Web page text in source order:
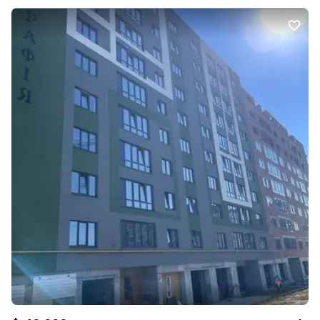
великий передпокій, достатньо місця для зберігання речей.
Видовий 7-й поверх: із вікон відкривається чудовий панорамний
вигляд на місто. Комунікації: централізоване опалення,
встановлено електричний водонагрівач (бойлер), що гарантує
безперебійну наявність гарячої води. Найкраща локація: усе в
пішій доступності кафе, ресторани, парки, школи, дитячі садки,
зупинки транспорту та торгівельні центри. Готовність до
переїзду чи ремонту: квартира чиста, доглянута, підходить як
для комфортного проживання одразу, так і для втілення
власного дизайнерського задуму. Проживати в центрі
Хмельницького це щодня насолоджуватися ранковою кавою з
видом на історичну частину міста та мати все необхідне за 2
хвилини від дому! Якщо зацікавила пропозиція телефонуй вже